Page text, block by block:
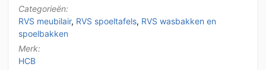
Categorieën:
RVS meubilair, RVS spoeltafels, RVS wasbakken en
spoelbakken
Merk:
HCB